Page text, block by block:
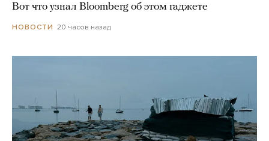
Вот что узнал Bloomberg об этом гаджете
НОВОСТИ 20 часов назад